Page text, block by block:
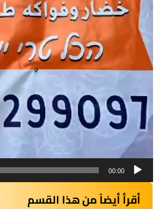
00:00
أقرأ أيضاً من هذا القسم